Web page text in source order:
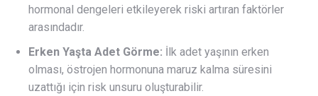
hormonal dengeleri etkileyerek riski artıran faktörler
arasındadır.
Erken Yaşta Adet Görme: İlk adet yaşının erken
olması, östrojen hormonuna maruz kalma süresini
uzattığı için risk unsuru oluşturabilir.